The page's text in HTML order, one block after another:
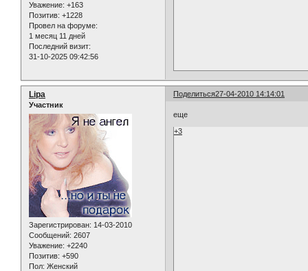
Уважение: +163
Позитив: +1228
Провел на форуме:
1 месяц 11 дней
Последний визит:
31-10-2025 09:42:56
Поделиться27-04-2010 14:14:01
Lipa
Участник
Зарегистрирован: 14-03-2010
Сообщений: 2607
Уважение: +2240
Позитив: +590
Пол: Женский
еще
+3